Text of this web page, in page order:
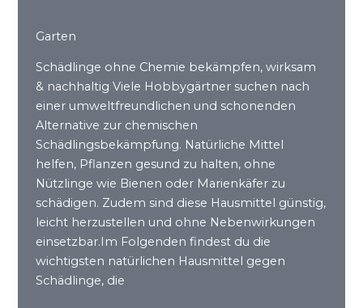
Garten
Schädlinge ohne Chemie bekämpfen, wirksam
& nachhaltig Viele Hobbygärtner suchen nach
einer umweltfreundlichen und schonenden
Alternative zur chemischen
Schädlingsbekämpfung. Natürliche Mittel
helfen, Pflanzen gesund zu halten, ohne
Nützlinge wie Bienen oder Marienkäfer zu
schädigen. Zudem sind diese Hausmittel günstig,
leicht herzustellen und ohne Nebenwirkungen
einsetzbar.Im Folgenden findest du die
wichtigsten natürlichen Hausmittel gegen
Schädlinge, die